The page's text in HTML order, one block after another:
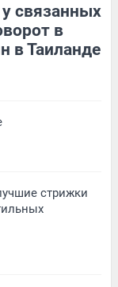
у связанных
в
в Таиланде
стрижки